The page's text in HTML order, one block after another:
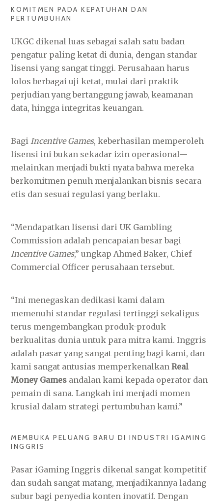
KOMITMEN PADA KEPATUHAN DAN
PERTUMBUHAN
UKGC dikenal luas sebagai salah satu badan
pengatur paling ketat di dunia, dengan standar
lisensi yang sangat tinggi. Perusahaan harus
lolos berbagai uji ketat, mulai dari praktik
perjudian yang bertanggung jawab, keamanan
data, hingga integritas keuangan.
BagiIncentive Games, keberhasilan memperoleh
lisensi ini bukan sekadar izin operasional—
melainkan menjadi bukti nyata bahwa mereka
berkomitmen penuh menjalankan bisnis secara
etis dan sesuai regulasi yang berlaku.
“Mendapatkan lisensi dari UK Gambling
Commission adalah pencapaian besar bagi
Incentive Games,” ungkap Ahmed Baker, Chief
Commercial Officer perusahaan tersebut.
“Ini menegaskan dedikasi kami dalam
memenuhi standar regulasi tertinggi sekaligus
terus mengembangkan produk-produk
berkualitas dunia untuk para mitra kami. Inggris
adalah pasar yang sangat penting bagi kami, dan
kami sangat antusias memperkenalkanReal
Money Games andalan kami kepada operator dan
pemain di sana. Langkah ini menjadi momen
krusial dalam strategi pertumbuhan kami.”
MEMBUKA PELUANG BARU DI INDUSTRI IGAMING
INGGRIS
Pasar iGaming Inggris dikenal sangat kompetitif
dan sudah sangat matang, menjadikannya ladang
subur bagi penyedia konten inovatif. Dengan